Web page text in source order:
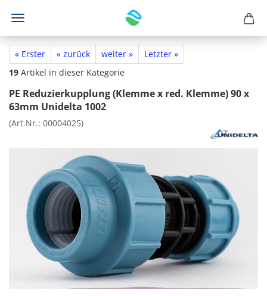
« Erster « zurück weiter »
Letzter »
19 Artikel in dieser Kategorie
PE Reduzierkupplung (Klemme x red. Klemme) 90 x
63mm Unidelta 1002
(Art.Nr.: 00004025)